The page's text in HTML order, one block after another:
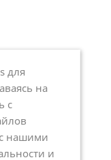
лояльности
оферта
данных
для
на
с
нашими
и